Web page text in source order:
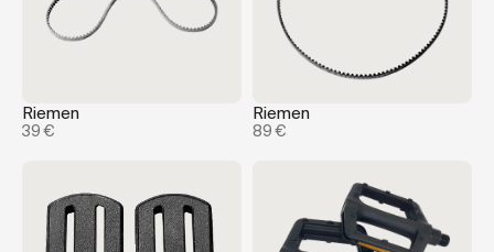
Riemen
39 €
Riemen
89 €